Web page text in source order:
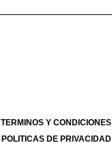
TERMINOS Y CONDICIONES
POLITICAS DE PRIVACIDAD